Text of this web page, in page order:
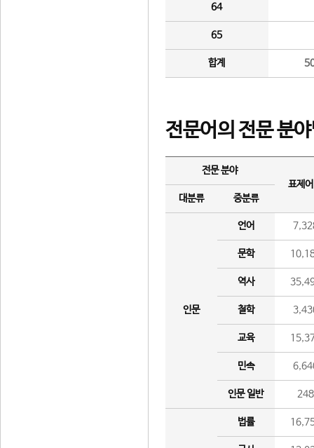
64
65
합계
전문어의 전문 분
전문 분야
표제
대분류
중분류
인문
언어
문학
역사
철학
교육
민속
인문 일반 248
법률